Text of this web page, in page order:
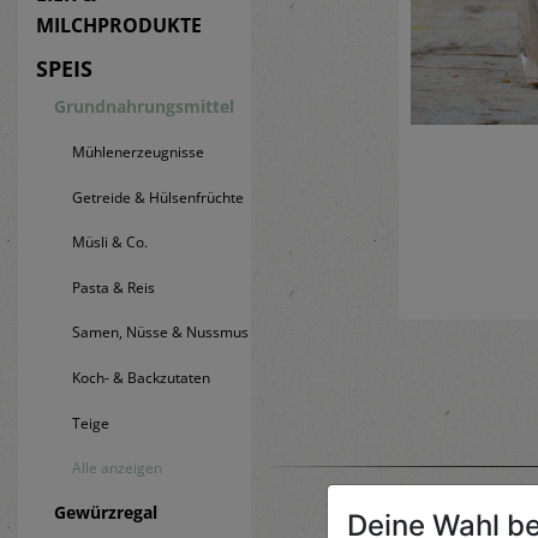
MILCHPRODUKTE
SPEIS
Grundnahrungsmittel
Mühlenerzeugnisse
Getreide & Hülsenfrüchte
Müsli & Co.
Pasta & Reis
Samen, Nüsse & Nussmus
Koch- & Backzutaten
Teige
Alle anzeigen
Gewürzregal
Deine Wahl